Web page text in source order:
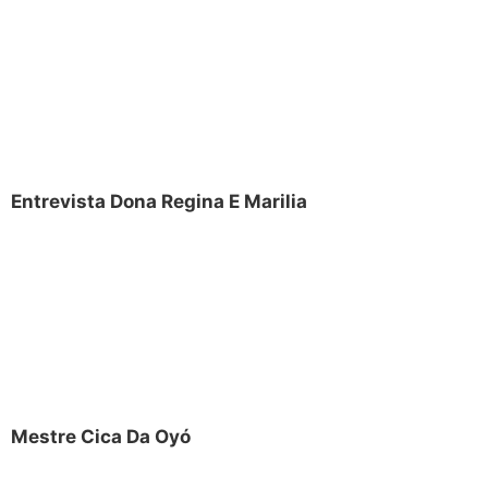
Entrevista Dona Regina E Marilia
Mestre Cica Da Oyó